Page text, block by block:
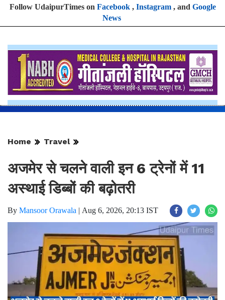
Follow UdaipurTimes on Facebook, Instagram, and Google
News
Home Travel
अजमेर से चलने वाली इन 6 ट्रेनों में 11
अस्थाई डिब्बों की बढ़ोतरी
By Mansoor Orawala | Aug 6, 2026, 20:13 IST